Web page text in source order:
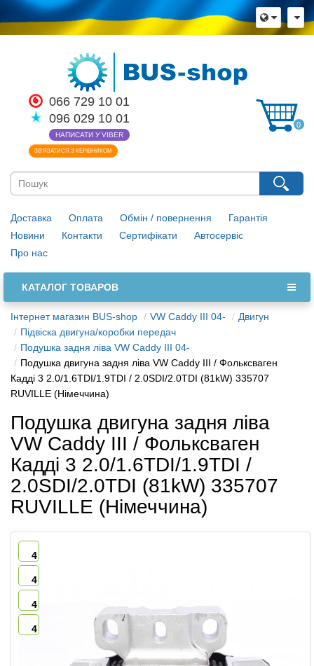
066 729 10 01
096 029 10 01
НАПИСАТИ У VIBER
ЗВ’ЯЗАТИСЯ З КЕРІВНИКОМ
0
Доставка Оплата Обмін / повернення
Гарантія
Новини
Контакти Сертифікати
Автосервіс
Про нас
КАТАЛОГ ТОВАРОВ
Інтернет магазин BUS-shop VW Caddy III 04-
Двигун
Підвіска двигуна/коробки передач
Подушка задня ліва VW Caddy III 04-
Подушка двигуна задня ліва VW Caddy III / Фольксваген
Кадді 3 2.0/1.6TDI/1.9TDI / 2.0SDI/2.0TDI (81kW) 335707
RUVILLE (Німеччина)
Подушка двигуна задня ліва
VW Caddy III / Фольксваген
Кадді 3 2.0/1.6TDI/1.9TDI /
2.0SDI/2.0TDI (81kW) 335707
RUVILLE (Німеччина)
4
4
4
4